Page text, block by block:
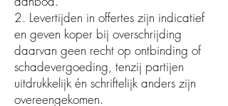
2. Levertijden in offertes zijn indicatief
en geven koper bij overschrijding
daarvan geen recht op ontbinding of
schadevergoeding, tenzij partijen
uitdrukkelijk én schriftelijk anders zijn
overeengekomen.